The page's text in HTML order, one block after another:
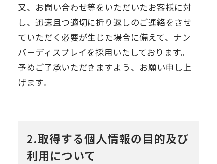
又、お問い合わせ等をいただいたお客様に対
し、迅速且つ適切に折り返しのご連絡をさせ
ていただく必要が生じた場合に備えて、ナン
バーディスプレイを採用いたしております。
予めご了承いただきますよう、お願い申し上
げます。
2.取得する個人情報の目的及び
利用について